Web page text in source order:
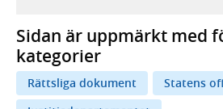
Sidan är uppmärkt med
kategorier
Rättsliga dokument
Statens